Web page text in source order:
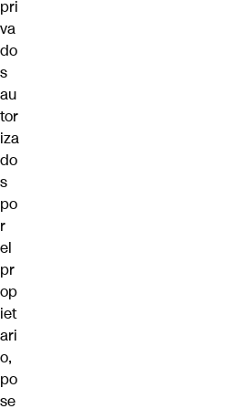
pri
va
do
s
au
tor
iza
do
s
po
r
el
pr
op
iet
ari
o,
po
se